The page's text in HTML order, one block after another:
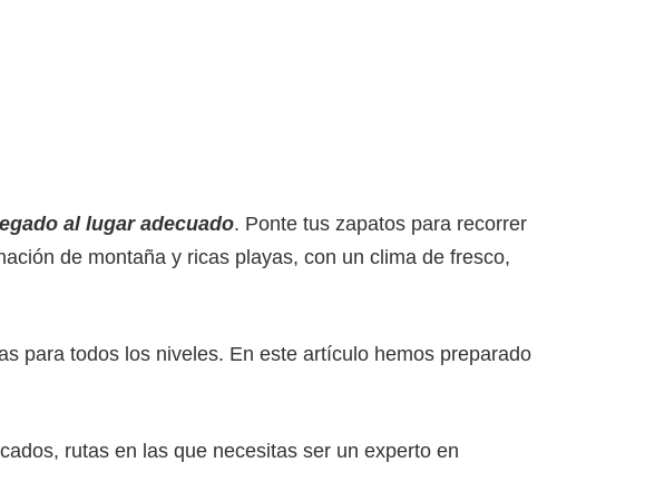
al lugar adecuado. Ponte tus zapatos para recorrer
de montaña y ricas playas, con un clima de fresco,
para todos los niveles. En este artículo hemos preparado
rutas en las que necesitas ser un experto en